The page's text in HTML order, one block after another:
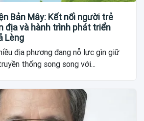
Bản Mây: Kết nối người trẻ
địa và hành trình phát triển
Lèng
địa phương đang nỗ lực gìn giữ
thống song song với...